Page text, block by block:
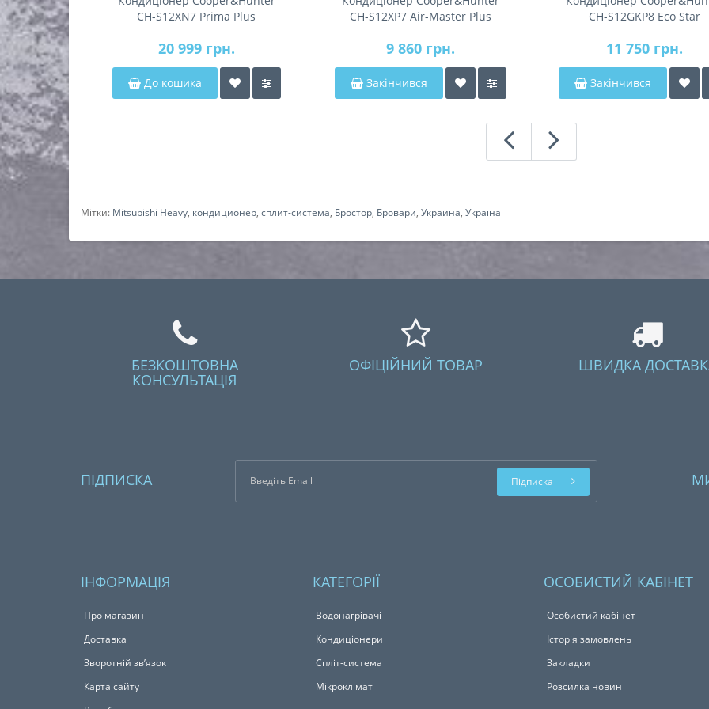
CH-S12XN7 Prima Plus
20 999 грн.
До кошика
CH-S12XP7 Air-Master Plus
9 860 грн.
Закінчився
CH-S12GKP8 Eco Star
11 750 грн.
Закінчився
Мітки: Mitsubishi Heavy, кондиционер, сплит-система, Бростор, Бровари, Украина, Україна
БЕЗКОШТОВНА
КОНСУЛЬТАЦІЯ
ОФІЦІЙНИЙ ТОВАР ШВИДКА
ПІДПИСКА Підписка
ІНФОРМАЦІЯ
Про магазин
Доставка
Зворотній зв’язок
Карта сайту
КАТЕГОРІЇ
Водонагрівачі
Кондиціонери
Спліт-система
Мікроклімат
ОСОБИСТИЙ КАБІНЕТ
Особистий кабінет
Історія замовлень
Закладки
Розсилка новин